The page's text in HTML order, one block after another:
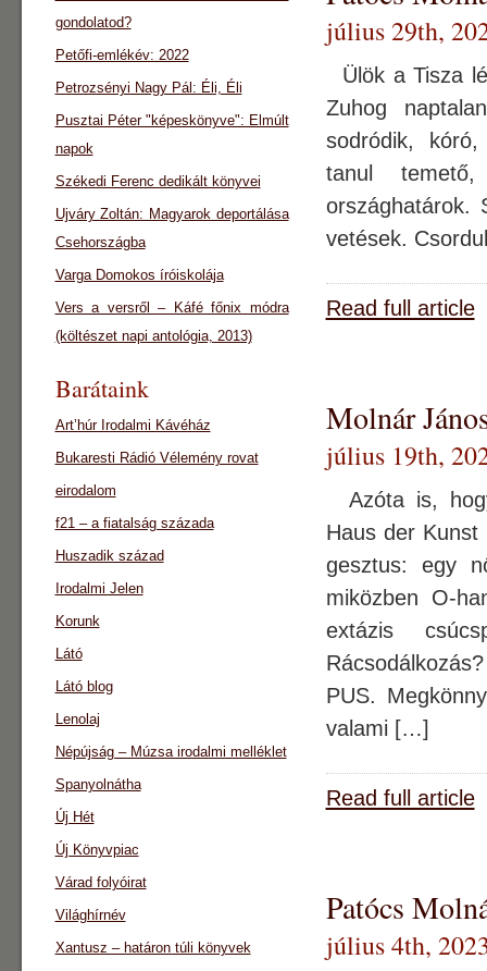
július 29th,
Ülök a Tisza
Zuhog
sodródik, kóró,
tanul
országhatárok.
vetések.
Read full article
Molnár
július 19th,
Azóta is,
Haus der
gesztus: egy
miközben O-
extázis
PUS.
valami […]
Read full article
Patócs
július 4th,
gondolatod?
Petőfi-emlékév: 2022
Petrozsényi Nagy Pál: Éli, Éli
Pusztai Péter "képeskönyve": Elmúlt
napok
Székedi Ferenc dedikált könyvei
Ujváry Zoltán: Magyarok deportálása
Csehországba
Varga Domokos íróiskolája
Vers a versről – Káfé főnix módra
(költészet napi antológia, 2013)
Barátaink
Art’húr Irodalmi Kávéház
Bukaresti Rádió Vélemény rovat
eirodalom
f21 – a fiatalság százada
Huszadik század
Irodalmi Jelen
Korunk
Látó
Látó blog
Lenolaj
Népújság – Múzsa irodalmi melléklet
Spanyolnátha
Új Hét
Új Könyvpiac
Várad folyóirat
Világhírnév
Xantusz – határon túli könyvek